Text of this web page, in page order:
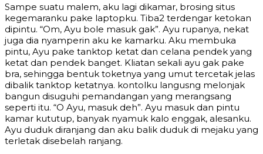
Sampe suatu malem, aku lagi dikamar, brosing situs
kegemaranku pake laptopku. Tiba2 terdengar ketokan
dipintu. “Om, Ayu bole masuk gak”. Ayu rupanya, nekat
juga dia nyamperin aku ke kamarku. Aku membuka
pintu, Ayu pake tanktop ketat dan celana pendek yang
ketat dan pendek banget. Kliatan sekali ayu gak pake
bra, sehingga bentuk toketnya yang umut tercetak jelas
dibalik tanktop ketatnya. kontolku langusng melonjak
bangun disuguhi pemandangan yang merangsang
seperti itu. “O Ayu, masuk deh”. Ayu masuk dan pintu
kamar kututup, banyak nyamuk kalo enggak, alesanku.
Ayu duduk diranjang dan aku balik duduk di mejaku yang
terletak disebelah ranjang.